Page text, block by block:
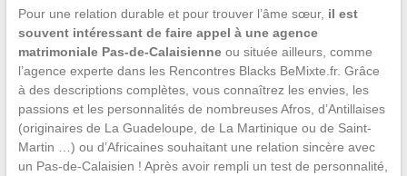
Pour une relation durable et pour trouver l’âme sœur, il est
souvent intéressant de faire appel à une agence
matrimoniale Pas-de-Calaisienneou située ailleurs, comme
l’agence experte dans les Rencontres Blacks BeMixte.fr. Grâce
à des descriptions complètes, vous connaîtrez les envies, les
passions et les personnalités de nombreuses Afros, d’Antillaises
(originaires de La Guadeloupe, de La Martinique ou de Saint-
Martin …) ou d’Africaines souhaitant une relation sincère avec
un Pas-de-Calaisien ! Après avoir rempli un test de personnalité,